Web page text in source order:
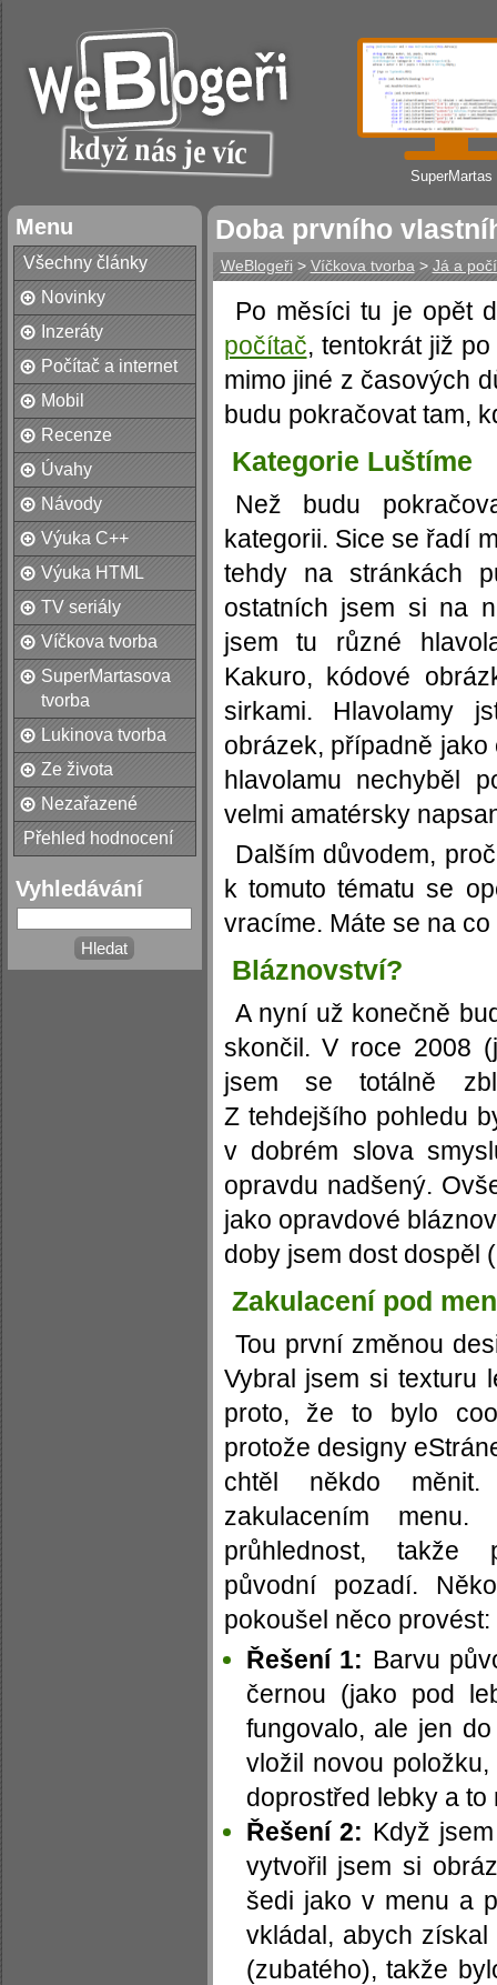
SuperMartas
Menu
Všechny články
Novinky
Inzeráty
Počítač a internet
Mobil
Recenze
Úvahy
Návody
Výuka C++
Výuka HTML
TV seriály
Víčkova tvorba
SuperMartasova
tvorba
Lukinova tvorba
Ze života
Nezařazené
Přehled hodnocení
Vyhledávání
Doba prvního
WeBlogeři > Víčkova tvorba > Já a
Po měsíci tu je opět
počítač, tentokrát již
mimo jiné z časových
budu pokračovat tam,
Kategorie Luštíme
Než budu
kategorii. Sice se řadí
tehdy na stránkách
ostatních jsem si na
jsem tu různé
Kakuro, kódové
sirkami. Hlavolamy
obrázek, případně
hlavolamu nechyběl
velmi amatérsky
Dalším důvodem,
k tomuto tématu se
vracíme. Máte se na co
Bláznovství?
A nyní už konečně
skončil. V roce 2008
jsem se totálně
Z tehdejšího pohledu
v dobrém slova
opravdu nadšený.
jako opravdové
doby jsem dost dospěl
Zakulacení pod
Tou první změnou
Vybral jsem si texturu
proto, že to bylo
protože designy
chtěl někdo
zakulacením
průhlednost, takže
původní pozadí.
pokoušel něco provést:
Řešení 1: Barvu
černou (jako pod
fungovalo, ale jen
vložil novou
doprostřed lebky a to
Řešení 2: Když
vytvořil jsem si
šedi jako v menu a
vkládal, abych
(zubatého), takže